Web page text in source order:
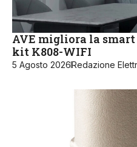
AVE migliora la smart
kit K808-WIFI
5 Agosto 2026Redazione